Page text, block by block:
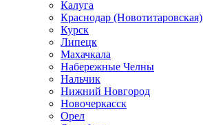
Калуга
Краснодар (Новотитаровская)
Курск
Липецк
Махачкала
Набережные Челны
Нальчик
Нижний Новгород
Новочеркасск
Орел